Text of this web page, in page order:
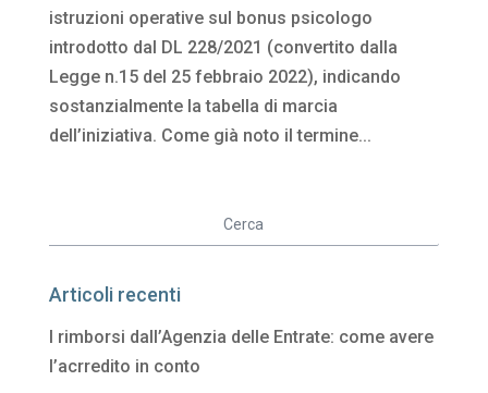
istruzioni operative sul bonus psicologo
introdotto dal DL 228/2021 (convertito dalla
Legge n.15 del 25 febbraio 2022), indicando
sostanzialmente la tabella di marcia
dell’iniziativa. Come già noto il termine...
Articoli recenti
I rimborsi dall’Agenzia delle Entrate: come avere
l’acrredito in conto